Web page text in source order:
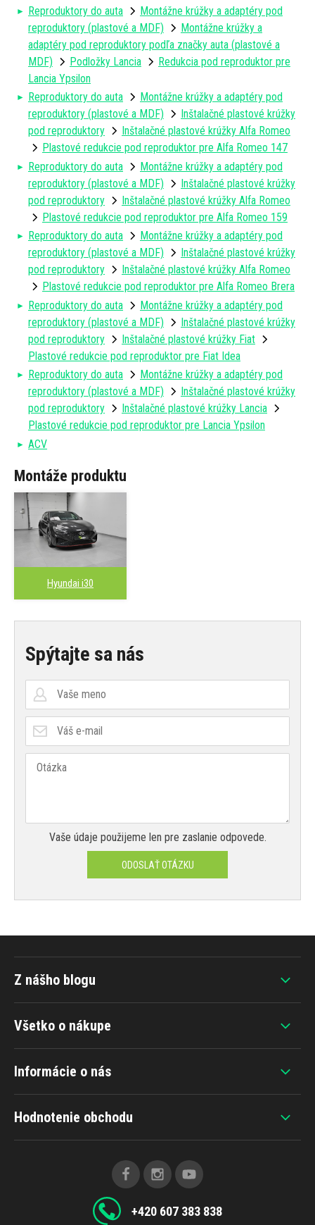
Reproduktory do auta
Montážne krúžky a adaptéry pod
reproduktory (plastové a MDF)
Montážne krúžky a
adaptéry pod reproduktory podľa značky auta (plastové a
MDF)
Podložky Lancia
Redukcia pod reproduktor pre
Lancia Ypsilon
Reproduktory do auta
Montážne krúžky a adaptéry pod
reproduktory (plastové a MDF)
Inštalačné plastové krúžky
pod reproduktory
Inštalačné plastové krúžky Alfa Romeo
Plastové redukcie pod reproduktor pre Alfa Romeo 147
Reproduktory do auta
Montážne krúžky a adaptéry pod
reproduktory (plastové a MDF)
Inštalačné plastové krúžky
pod reproduktory
Inštalačné plastové krúžky Alfa Romeo
Plastové redukcie pod reproduktor pre Alfa Romeo 159
Reproduktory do auta
Montážne krúžky a adaptéry pod
reproduktory (plastové a MDF)
Inštalačné plastové krúžky
pod reproduktory
Inštalačné plastové krúžky Alfa Romeo
Plastové redukcie pod reproduktor pre Alfa Romeo Brera
Reproduktory do auta
Montážne krúžky a adaptéry pod
reproduktory (plastové a MDF)
Inštalačné plastové krúžky
pod reproduktory
Inštalačné plastové krúžky Fiat
Plastové redukcie pod reproduktor pre Fiat Idea
Reproduktory do auta
Montážne krúžky a adaptéry pod
reproduktory (plastové a MDF)
Inštalačné plastové krúžky
pod reproduktory
Inštalačné plastové krúžky Lancia
Plastové redukcie pod reproduktor pre Lancia Ypsilon
ACV
Montáže produktu
Hyundai i30
Spýtajte sa nás
Vaše údaje použijeme len pre zaslanie odpovede.
ODOSLAŤ OTÁZKU
Všetko o nákupe
Informácie o nás
Hodnotenie obchodu
+420 607 383 838
Z nášho blogu